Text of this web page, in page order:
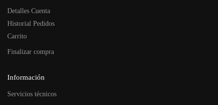
Detalles Cuenta
Historial Pedidos
Carrito
Finalizar compra
Información
Servicios técnicos